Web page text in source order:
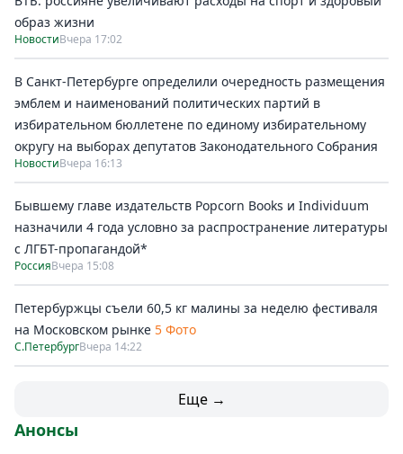
образ жизни
НовостиВчера 17:02
В Санкт-Петербурге определили очередность размещения
эмблем и наименований политических партий в
избирательном бюллетене по единому избирательному
округу на выборах депутатов Законодательного Собрания
НовостиВчера 16:13
Бывшему главе издательств Popcorn Books и Individuum
назначили 4 года условно за распространение литературы
с ЛГБТ-пропагандой*
РоссияВчера 15:08
Петербуржцы съели 60,5 кг малины за неделю фестиваля
на Московском рынке 5 Фото
С.ПетербургВчера 14:22
Еще →
Анонсы